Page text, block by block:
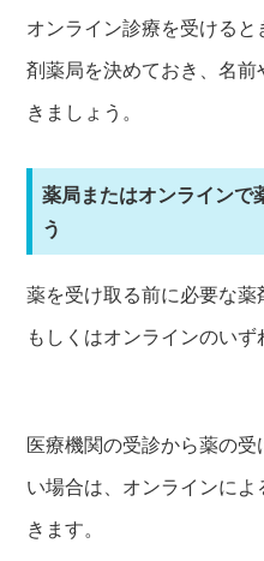
オンライン診療を受ける
剤薬局を決めておき、名
きましょう。
薬局またはオンラインで
う
薬を受け取る前に必要な
もしくはオンラインのいず
医療機関の受診から薬の
い場合は、オンラインに
きます。